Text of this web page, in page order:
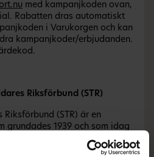
med kampanjkoden ovan,
Rabatten dras automatiskt
i Varukorgen och kan
kampanjkoder/erbjudanden.
Riksförbund (STR)
(STR) är en
grundades 1939 och som idag
av landets trafikskolor.